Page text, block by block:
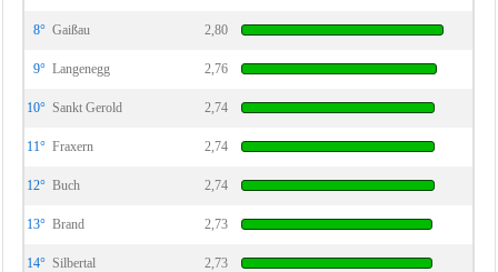
8° Gaißau 2,80
9° Langenegg 2,76
10° Sankt Gerold 2,74
11° Fraxern 2,74
12° Buch 2,74
13° Brand 2,73
14° Silbertal 2,73